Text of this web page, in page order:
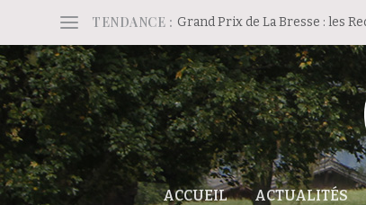
TENDANCE : Grand Prix de La Bresse : les
ACCUEIL ACTUALITÉS